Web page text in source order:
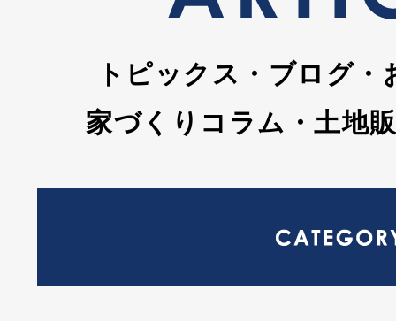
トピックス・ブログ・
家づくりコラム・土地